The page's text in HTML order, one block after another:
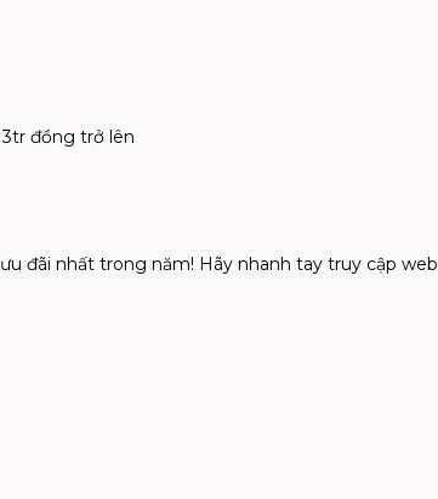
3tr đồng trở lên
ưu đãi nhất trong năm! Hãy nhanh tay truy cập